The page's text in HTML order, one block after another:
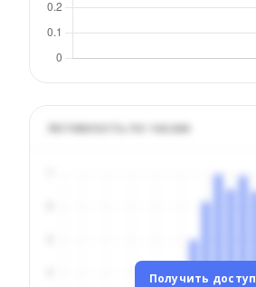
Активность по часам
Получить доступ